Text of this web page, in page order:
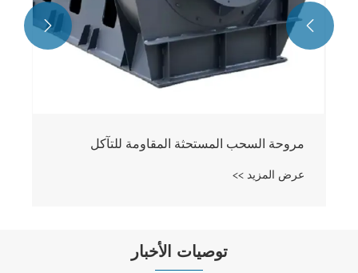
مروحة السحب المستحثة المقاومة للتآكل
عرض المزيد >>


توصيات الأخبار